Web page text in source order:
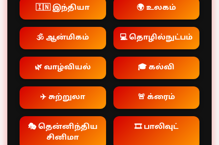
🇮🇳 இந்தியா 🌍 உலகம்
🕉️ ஆன்மிகம் 💻 தொழில்நுட்பம்
🌿 வாழ்வியல் 🎓 கல்வி
✈️ சுற்றுலா 🚨 க்ரைம்
🎭 தென்னிந்திய
சினிமா
🎞️ பாலிவுட்